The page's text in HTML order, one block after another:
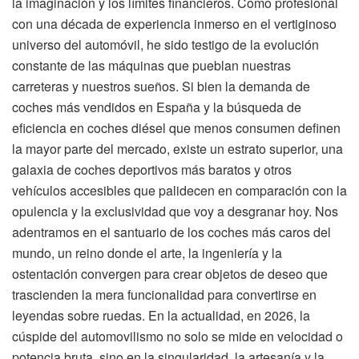
con una década de experiencia inmerso en el vertiginoso
universo del automóvil, he sido testigo de la evolución
constante de las máquinas que pueblan nuestras
carreteras y nuestros sueños. Si bien la demanda de
coches más vendidos en España y la búsqueda de
eficiencia en coches diésel que menos consumen definen
la mayor parte del mercado, existe un estrato superior, una
galaxia de coches deportivos más baratos y otros
vehículos accesibles que palidecen en comparación con la
opulencia y la exclusividad que voy a desgranar hoy. Nos
adentramos en el santuario de los coches más caros del
mundo, un reino donde el arte, la ingeniería y la
ostentación convergen para crear objetos de deseo que
trascienden la mera funcionalidad para convertirse en
leyendas sobre ruedas. En la actualidad, en 2026, la
cúspide del automovilismo no solo se mide en velocidad o